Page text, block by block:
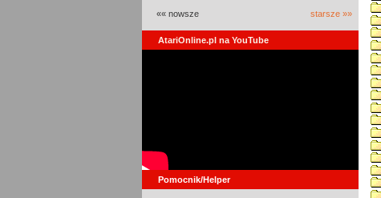
«« nowsze starsze »»
AtariOnline.pl na YouTube
Pomocnik/Helper